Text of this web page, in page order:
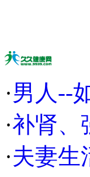
·男人--
·补肾、
·夫妻生